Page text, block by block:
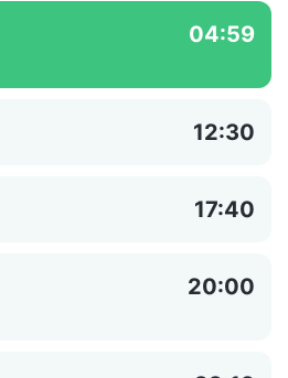
04:59
12:30
17:40
20:00